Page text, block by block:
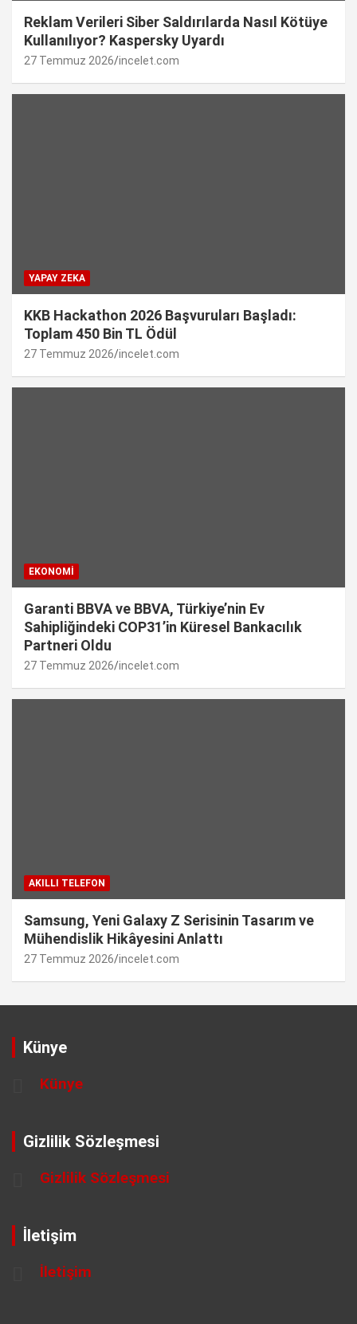
Reklam Verileri Siber Saldırılarda Nasıl Kötüye
Kullanılıyor? Kaspersky Uyardı
27 Temmuz 2026 incelet.com
YAPAY ZEKA
KKB Hackathon 2026 Başvuruları Başladı:
Toplam 450 Bin TL Ödül
27 Temmuz 2026 incelet.com
EKONOMI
Garanti BBVA ve BBVA, Türkiye’nin Ev
Sahipliğindeki COP31’in Küresel Bankacılık
Partneri Oldu
27 Temmuz 2026 incelet.com
AKILLI TELEFON
Samsung, Yeni Galaxy Z Serisinin Tasarım ve
Mühendislik Hikâyesini Anlattı
27 Temmuz 2026 incelet.com
Künye
Künye
Gizlilik Sözleşmesi
Gizlilik Sözleşmesi
İletişim
İletişim